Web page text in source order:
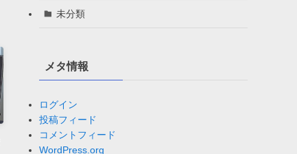
未分類
メタ情報
ログイン
投稿フィード
コメントフィード
WordPress.org